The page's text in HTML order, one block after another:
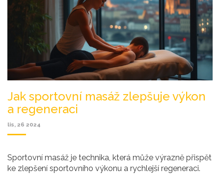
Jak sportovní masáž zlepšuje výkon
a regeneraci
lis, 26 2024
Sportovní masáž je technika, která může výrazně přispět
ke zlepšení sportovního výkonu a rychlejší regeneraci.